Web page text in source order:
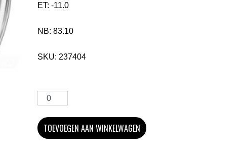
ET: -11.0
NB: 83.10
SKU: 237404
TOEVOEGEN AAN WINKELWAGEN